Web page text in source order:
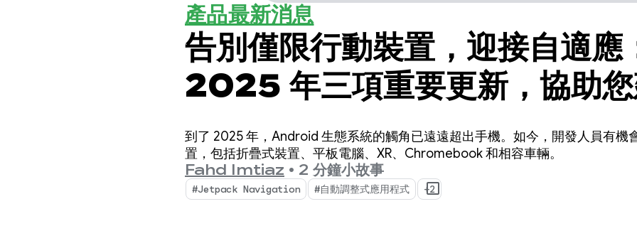
產品最新消息
告別僅限行動裝置，迎接自適應
2025 年三項重要更新，協助您
自適應應用程式
到了 2025 年，Android 生態系統的觸角已遠遠超出手機。如今，開發人員有機
置，包括折疊式裝置、平板電腦、XR、Chromebook 和相容車輛。
Fahd Imtiaz • 2 分鐘小故事
#Jetpack Navigation #自動調整式應用程式 +2